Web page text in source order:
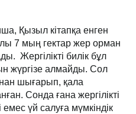
Қызыл кітапқа енген
7 мың гектар жер орман
Жергілікті билік бұл
жүргізе алмайды. Сол
шығарып, қала
Сонда ғана жергілікті
емес үй салуға мүмкіндік